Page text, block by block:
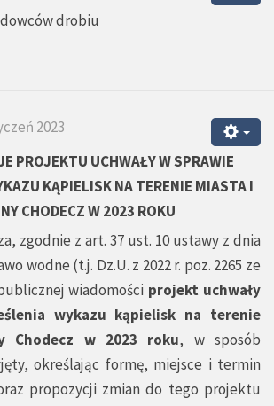
drobiu
2023
PROJEKTU UCHWAŁYW SPRAWIE
KĄPIELISK NA TERENIE MIASTA I
CHODECZ W 2023 ROKU
zgodnie z art. 37 ust. 10 ustawy z dnia
wodne (t.j. Dz.U. z 2022 r. poz. 2265 ze
wiadomości projekt uchwały
wykazu kąpielisk na terenie
Chodecz w 2023 roku, w sposób
określając formę, miejsce i termin
propozycji zmian do tego projektu